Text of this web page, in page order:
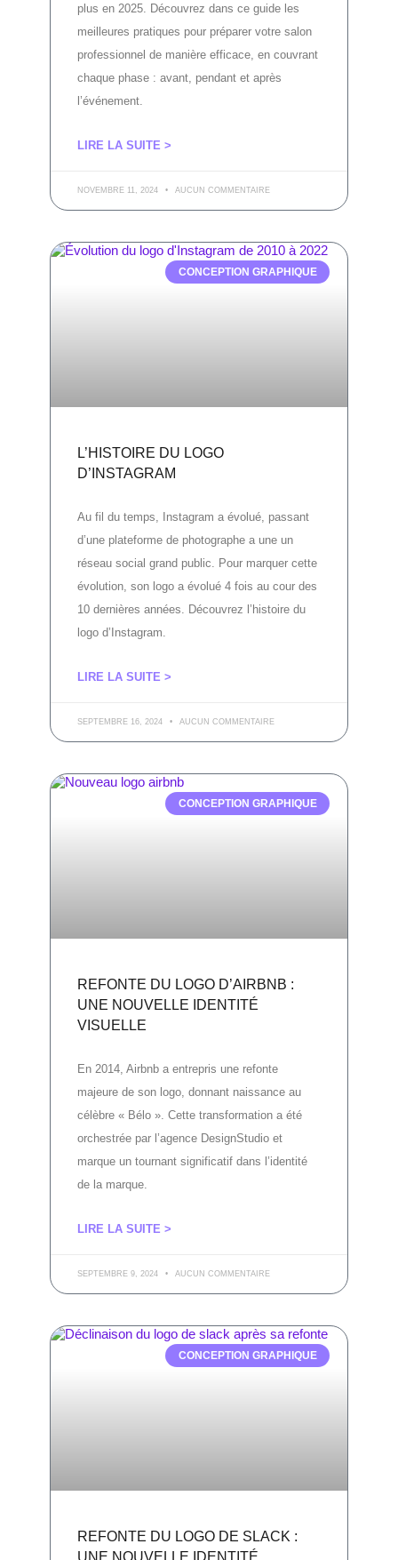
plus en 2025. Découvrez dans ce guide les
meilleures pratiques pour préparer votre salon
professionnel de manière efficace, en couvrant
chaque phase : avant, pendant et après
l’événement.
LIRE LA SUITE >
NOVEMBRE 11, 2024 AUCUN COMMENTAIRE
CONCEPTION GRAPHIQUE
L’HISTOIRE DU LOGO
D’INSTAGRAM
Au fil du temps, Instagram a évolué, passant
d’une plateforme de photographe a une un
réseau social grand public. Pour marquer cette
évolution, son logo a évolué 4 fois au cour des
10 dernières années. Découvrez l’histoire du
logo d’Instagram.
LIRE LA SUITE >
SEPTEMBRE 16, 2024 AUCUN COMMENTAIRE
CONCEPTION GRAPHIQUE
REFONTE DU LOGO D’AIRBNB :
UNE NOUVELLE IDENTITÉ
VISUELLE
En 2014, Airbnb a entrepris une refonte
majeure de son logo, donnant naissance au
célèbre « Bélo ». Cette transformation a été
orchestrée par l’agence DesignStudio et
marque un tournant significatif dans l’identité
de la marque.
LIRE LA SUITE >
SEPTEMBRE 9, 2024 AUCUN COMMENTAIRE
CONCEPTION GRAPHIQUE
REFONTE DU LOGO DE SLACK :
UNE NOUVELLE IDENTITÉ